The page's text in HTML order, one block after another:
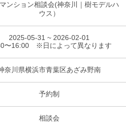
ンション相談会(神奈川｜樹モデルハ
ウス）
2025-05-31 ~ 2026-02-01
〜16:00 ※日によって異なります
奈川県横浜市青葉区あざみ野南
予約制
相談会